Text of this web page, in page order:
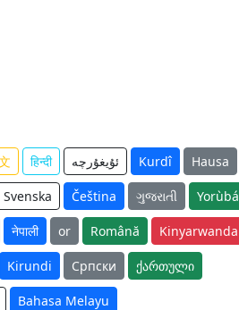
हिन्दी ئۇيغۇرچە Kurdî Hausa
Svenska Čeština ગુજરાતી Yorùbá
नेपाली or Română Kinyarwanda
Kirundi Српски ქართული
Bahasa Melayu